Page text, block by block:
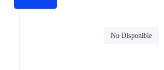
No Disponible